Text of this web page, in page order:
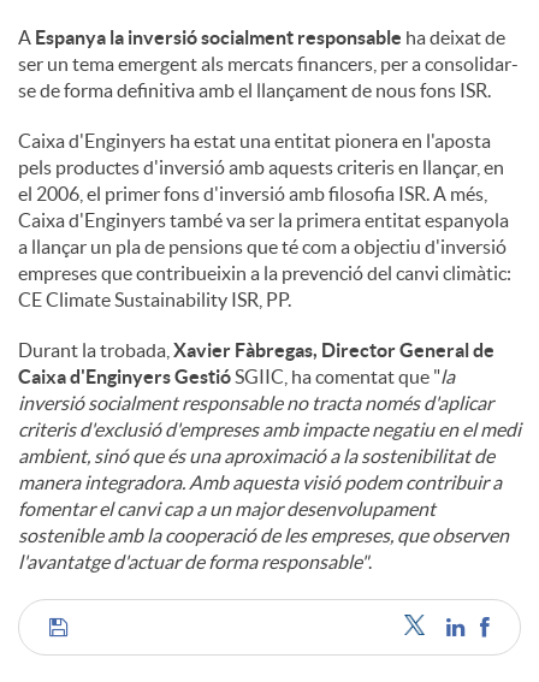
A Espanya la inversió socialment responsable ha deixat de
ser un tema emergent als mercats financers, per a consolidar-
se de forma definitiva amb el llançament de nous fons ISR.
Caixa d'Enginyers ha estat una entitat pionera en l'aposta
pels productes d'inversió amb aquests criteris en llançar, en
el 2006, el primer fons d'inversió amb filosofia ISR. A més,
Caixa d'Enginyers també va ser la primera entitat espanyola
a llançar un pla de pensions que té com a objectiu d'inversió
empreses que contribueixin a la prevenció del canvi climàtic:
CE Climate Sustainability ISR, PP.
Durant la trobada, Xavier Fàbregas, Director General de
Caixa d'Enginyers GestióSGIIC, ha comentat que "la
inversió socialment responsable no tracta només d'aplicar
criteris d'exclusió d'empreses amb impacte negatiu en el medi
ambient, sinó que és una aproximació a la sostenibilitat de
manera integradora. Amb aquesta visió podem contribuir a
fomentar el canvi cap a un major desenvolupament
sostenible amb la cooperació de les empreses, que observen
l'avantatge d'actuar de forma responsable".
C